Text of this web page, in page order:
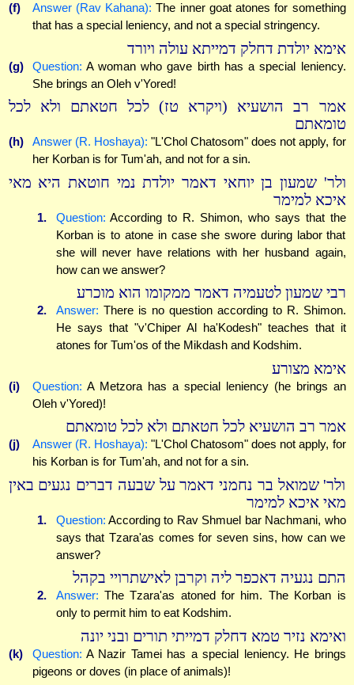
(f) Answer (Rav Kahana): The inner goat atones for something
that has a special leniency, and not a special stringency.
אימא יולדת דחלק דמייתא עולה ויורד
(g) Question: A woman who gave birth has a special leniency.
She brings an Oleh v'Yored!
אמר רב הושעיא (ויקרא טז) לכל חטאתם ולא לכל
טומאתם
(h) Answer (R. Hoshaya): "L'Chol Chatosom" does not apply, for
her Korban is for Tum'ah, and not for a sin.
ולר' שמעון בן יוחאי דאמר יולדת נמי חוטאת היא מאי
איכא למימר
1. Question: According to R. Shimon, who says that the
Korban is to atone in case she swore during labor that
she will never have relations with her husband again,
how can we answer?
רבי שמעון לטעמיה דאמר ממקומו הוא מוכרע
2. Answer: There is no question according to R. Shimon.
He says that "v'Chiper Al ha'Kodesh" teaches that it
atones for Tum'os of the Mikdash and Kodshim.
אימא מצורע
(i) Question: A Metzora has a special leniency (he brings an
Oleh v'Yored)!
אמר רב הושעיא לכל חטאתם ולא לכל טומאתם
(j) Answer (R. Hoshaya): "L'Chol Chatosom" does not apply, for
his Korban is for Tum'ah, and not for a sin.
ולר' שמואל בר נחמני דאמר על שבעה דברים נגעים באין
מאי איכא למימר
1. Question: According to Rav Shmuel bar Nachmani, who
says that Tzara'as comes for seven sins, how can we
answer?
התם נגעיה דאכפר ליה וקרבן לאישתרויי בקהל
2. Answer: The Tzara'as atoned for him. The Korban is
only to permit him to eat Kodshim.
ואימא נזיר טמא דחלק דמייתי תורים ובני יונה
(k) Question: A Nazir Tamei has a special leniency. He brings
pigeons or doves (in place of animals)!